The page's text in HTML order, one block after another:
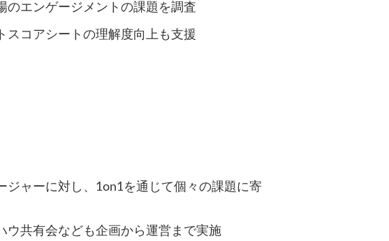
のエンゲージメントの課題を調査
スコアシートの理解度向上も支援
ャーに対し、1on1を通じて個々の課題に寄
ウ共有会なども企画から運営まで実施